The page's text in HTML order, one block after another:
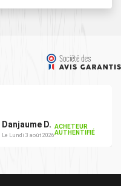
Danjaume D.
Le Lundi 3 août 2026
ACHETEUR
AUTHENTIFIÉ